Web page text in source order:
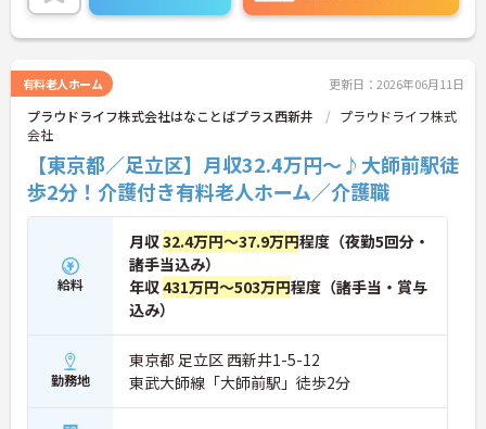
有料老人ホーム 更新日：2026年06月11日
プラウドライフ株式会社はなことばプラス西新井
プラウドライフ株式
会社
【東京都／足立区】月収32.4万円～♪大師前駅徒
歩2分！介護付き有料老人ホーム／介護職
給料
月収32.4万円～37.9万円程度（夜勤5回分・
諸手当込み）
年収431万円～503万円程度（諸手当・賞与
込み）
勤務地
東京都 足立区 西新井1-5-12
東武大師線「大師前駅」徒歩2分